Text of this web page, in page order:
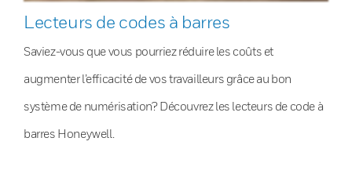
Lecteurs de codes à barres
Saviez-vous que vous pourriez réduire les coûts et
augmenter l’efficacité de vos travailleurs grâce au bon
système de numérisation? Découvrez les lecteurs de code à
barres Honeywell.